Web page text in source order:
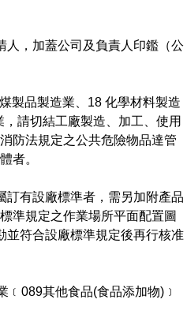
人，加蓋公司及負責人印鑑（公
製品製造業、18 化學材料製造
請切結工廠製造、加工、使用
防法規定之公共危險物品達管
者。
訂有設廠標準者，需另加附產品
準規定之作業場所平面配置圖
並符合設廠標準規定後再行核准
﹝089其他食品(食品添加物)﹞